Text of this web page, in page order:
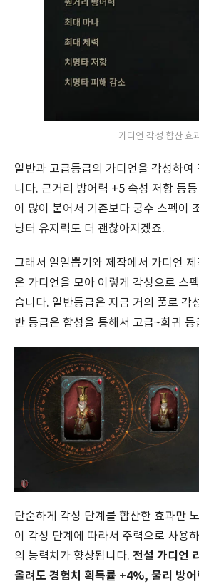
가디언 각성 합산 효
일반과 고급등급의 가디언을 각성하여
니다. 근거리 방어력 +5 속성 저항 등
이 많이 붙어서 기존보다 궁수 스펙이
냥터 유지력도 더 괜찮아지겠죠.
그래서 일일뽑기와 제작에서 가디언
은 가디언을 모아 이렇게 각성으로 스
습니다. 일반등급은 지금 거의 풀로 각
반 등급은 합성을 통해서 고급~희귀
단순하게 각성 단계를 합산한 효과만
이 각성 단계에 따라서 주력으로 사용
의 능력치가 향상됩니다. 전설 가디언
올려도 경험치 획득률 +4%, 물리 방